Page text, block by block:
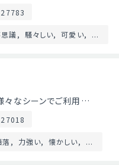
27783
議 騒々しい 可愛い ...
々なシーンでご利用…
27018
落 力強い 懐かしい ...